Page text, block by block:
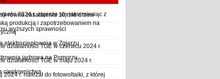
równa zasadzeniu 10 mld drzew
wyższych sprawności
elektrociepłownia w Zgierzu
jądrowa na Pomorzu
ciepłownictwa
2024 r. zapisze się jako miesiąc z
produkcją i zapotrzebowaniem na
działalności TGE w czerwcu 2024 r.
działalności TGE w maju 2024 r.
2024 r. należał do fotowoltaiki, z której